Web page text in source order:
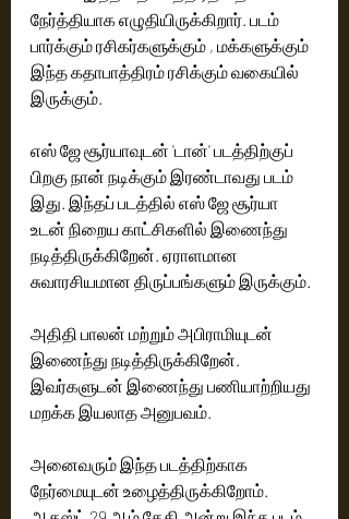
நேர்த்தியாக எழுதியிருக்கிறார். படம்
பார்க்கும் ரசிகர்களுக்கும் , மக்களுக்கும்
இந்த கதாபாத்திரம் ரசிக்கும் வகையில்
இருக்கும்.
எஸ் ஜே சூர்யாவுடன் 'டான்' படத்திற்குப்
பிறகு நான் நடிக்கும் இரண்டாவது படம்
இது. இந்தப் படத்தில் எஸ் ஜே சூர்யா
உடன் நிறைய காட்சிகளில் இணைந்து
நடித்திருக்கிறேன். ஏராளமான
அதிதி பாலன் மற்றும் அபிராமியுடன்
இணைந்து நடித்திருக்கிறேன்.
இவர்களுடன் இணைந்து பணியாற்றியது
மறக்க இயலாத அனுபவம்.
அனைவரும் இந்த படத்திற்காக
நேர்மையுடன் உழைத்திருக்கிறோம்.